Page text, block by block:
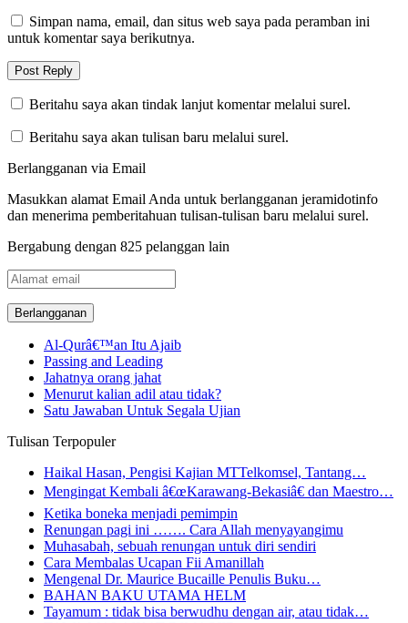
Simpan nama, email, dan situs web saya pada peramban ini
untuk komentar saya berikutnya.
Beritahu saya akan tindak lanjut komentar melalui surel.
Beritahu saya akan tulisan baru melalui surel.
Berlangganan via Email
Masukkan alamat Email Anda untuk berlangganan jeramidotinfo
dan menerima pemberitahuan tulisan-tulisan baru melalui surel.
Bergabung dengan 825 pelanggan lain
Alamat
email
Al-Qurâ€™an Itu Ajaib
Passing and Leading
Jahatnya orang jahat
Menurut kalian adil atau tidak?
Satu Jawaban Untuk Segala Ujian
Tulisan Terpopuler
Haikal Hasan, Pengisi Kajian MTTelkomsel, Tantang…
Mengingat Kembali â€œKarawang-Bekasiâ€ dan Maestro…
Ketika boneka menjadi pemimpin
Renungan pagi ini ……. Cara Allah menyayangimu
Muhasabah, sebuah renungan untuk diri sendiri
Cara Membalas Ucapan Fii Amanillah
Mengenal Dr. Maurice Bucaille Penulis Buku…
BAHAN BAKU UTAMA HELM
Tayamum : tidak bisa berwudhu dengan air, atau tidak…